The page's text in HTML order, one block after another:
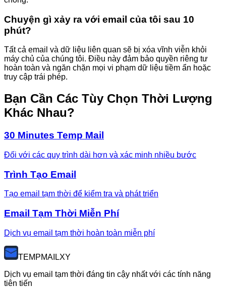
Chuyện gì xảy ra với email của tôi sau 10
phút?
Tất cả email và dữ liệu liên quan sẽ bị xóa vĩnh viễn khỏi
máy chủ của chúng tôi. Điều này đảm bảo quyền riêng tư
hoàn toàn và ngăn chặn mọi vi phạm dữ liệu tiềm ẩn hoặc
truy cập trái phép.
Bạn Cần Các Tùy Chọn Thời Lượng
Khác Nhau?
30 Minutes Temp Mail
Đối với các quy trình dài hơn và xác minh nhiều bước
Trình Tạo Email
Tạo email tạm thời để kiểm tra và phát triển
Email Tạm Thời Miễn Phí
Dịch vụ email tạm thời hoàn toàn miễn phí
TEMPMAILXY
Dịch vụ email tạm thời đáng tin cậy nhất với các tính năng
tiên tiến